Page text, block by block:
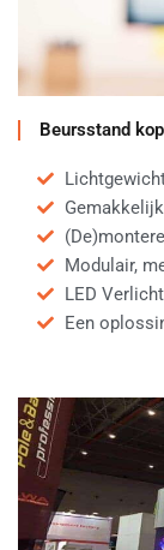
Beursstand
Modulair,
LED
Een